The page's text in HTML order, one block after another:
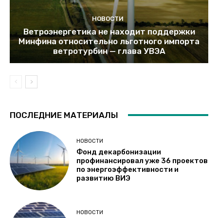
НОВОСТИ
Ветроэнергетика не находит поддержки
Минфина относительно льготного импорта
ветротурбин — глава УВЭА
ПОСЛЕДНИЕ МАТЕРИАЛЫ
НОВОСТИ
Фонд декарбонизации
профинансировал уже 36 проектов
по энергоэффективности и
развитию ВИЭ
НОВОСТИ